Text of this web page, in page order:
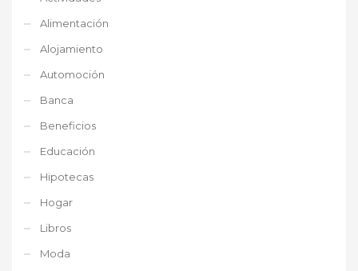
Alimentación
Alojamiento
Automoción
Banca
Beneficios
Educación
Hipotecas
Hogar
Libros
Moda